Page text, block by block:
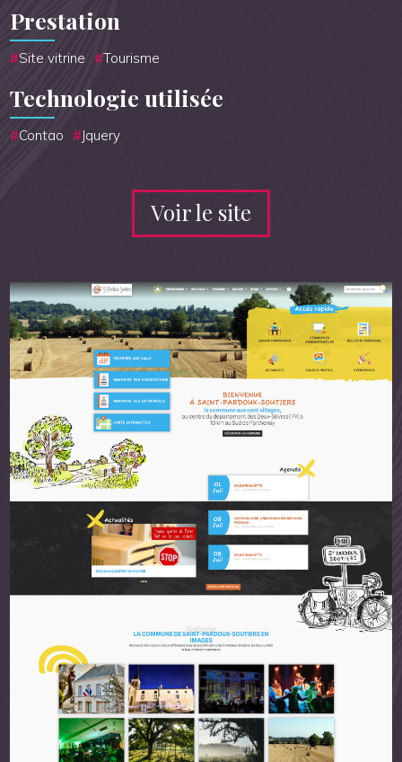
Prestation
Site vitrine Tourisme
Technologie utilisée
Contao Jquery
Voir le site